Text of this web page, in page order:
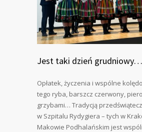
Jest taki dzień grudniowy…
Opłatek, życzenia i wspólne
tego ryba, barszcz czerwony,
grzybami… Tradycją
w Szpitalu Rydygiera – tych w
Makowie Podhalańskim jest